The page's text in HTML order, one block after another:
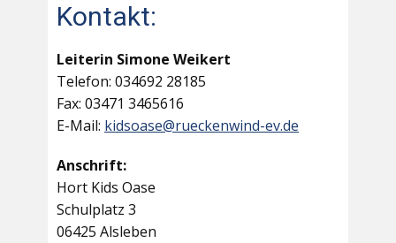
Kontakt:
Leiterin Simone Weikert
Telefon: 034692 28185
Fax: 03471 3465616
E-Mail: kidsoase@rueckenwind-ev.de
Anschrift:
Hort Kids Oase
Schulplatz 3
06425 Alsleben